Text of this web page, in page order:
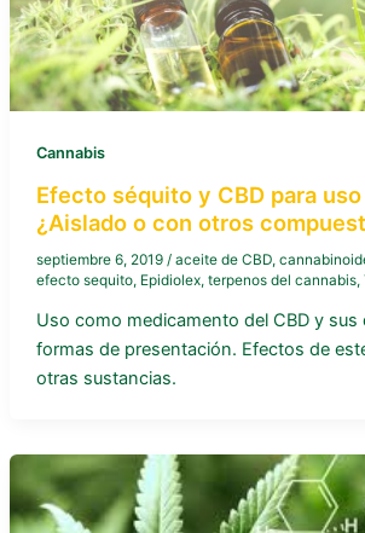
Cannabis
Efecto séquito y CBD para
¿Aislado o con otros
septiembre 6, 2019 / aceite de CBD,
efecto sequito, Epidiolex, terpenos del cannabis,
Uso como medicamento del CBD y sus
formas de presentación. Efectos de
otras sustancias.